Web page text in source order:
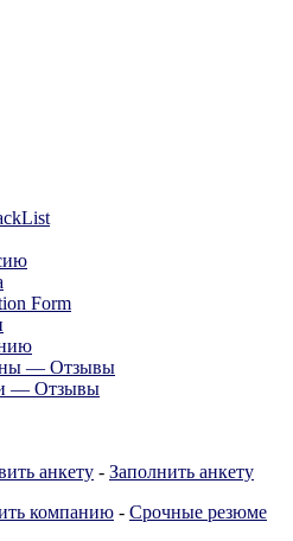
Работа для
крюинговых
агентств
и Всего
Работа,
Рассылка
form
Form
— Отзывы
— Отзывы
анкету - Заполнить анкету
компанию - Срочные резюме